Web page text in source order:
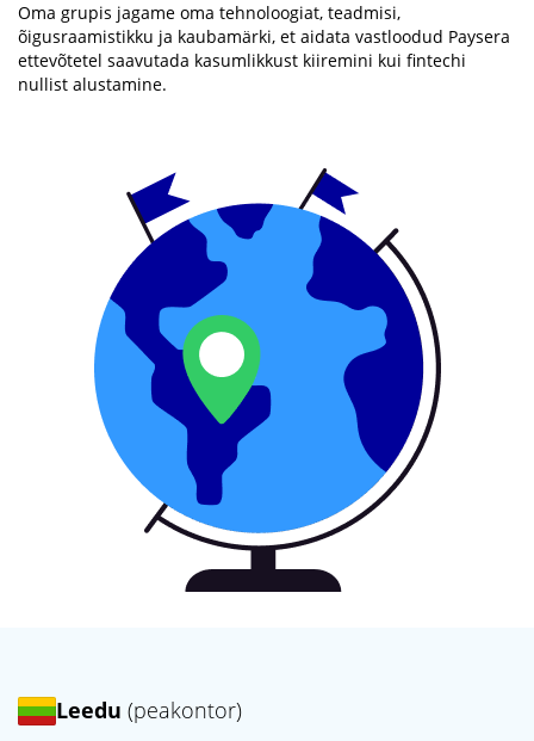
Oma grupis jagame oma tehnoloogiat, teadmisi,
õigusraamistikku ja kaubamärki, et aidata vastloodud Paysera
ettevõtetel saavutada kasumlikkust kiiremini kui fintechi
nullist alustamine.
Leedu (peakontor)